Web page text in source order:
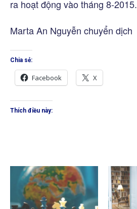
ra hoạt động vào tháng 8-2015.
Marta An Nguyễn chuyển dịch
Chia sẻ:
Facebook X
Thích điều này: